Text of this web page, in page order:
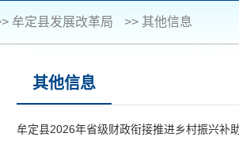
牟定县发展改革局 >> 其他信息
其他信息
牟定县2026年省级财政衔接推进乡村振兴补